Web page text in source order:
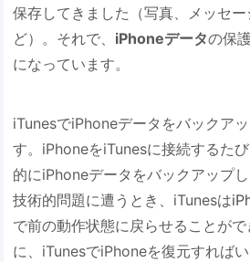
保存してきました（写真、メッセ
ど）。それで、 iPhoneデータの保
になっています。
iTunesでiPhoneデータをバックア
す。iPhoneをiTunesに接続するた
的にiPhoneデータをバックアップし
技術的問題に遭うとき、iTunesは
で前の動作状態に戻らせることが
に、iTunesでiPhoneを復元すればい